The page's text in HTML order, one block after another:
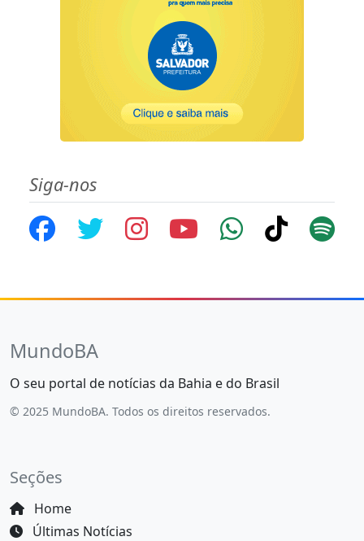
Siga-nos
MundoBA
O seu portal de notícias da Bahia e do Brasil
© 2025 MundoBA. Todos os direitos reservados.
Seções
Home
Últimas Notícias